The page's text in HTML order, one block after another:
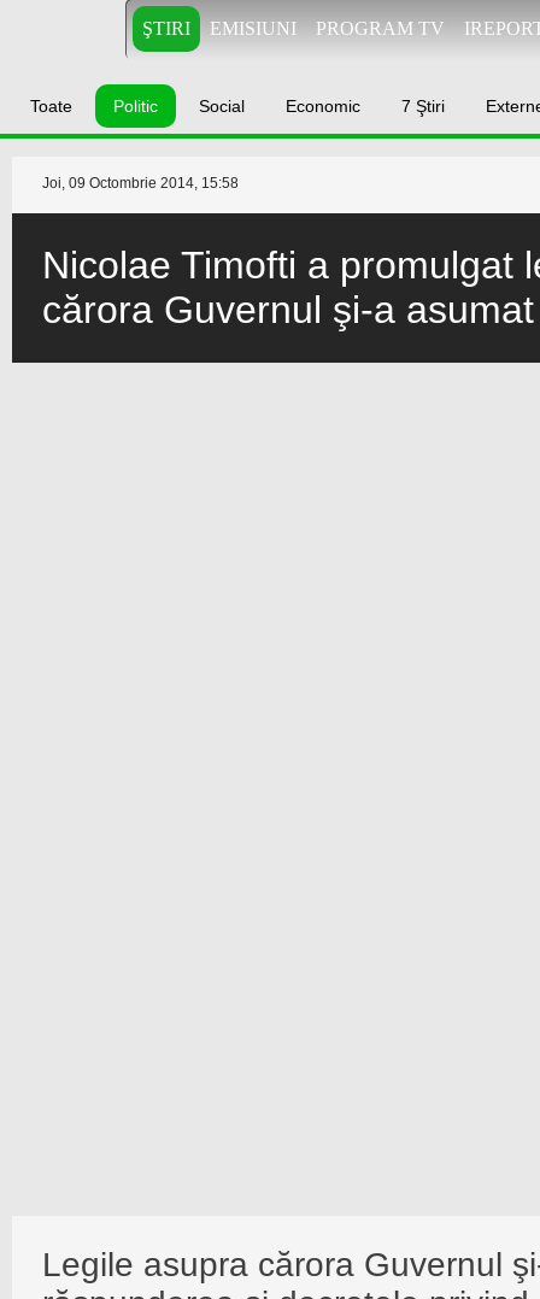
ŞTIRI EMISIUNI PROGRAM TV
Toate Politic Social Economic 7 Ştiri
Joi, 09 Octombrie 2014, 15:58
Nicolae Timofti a promulgat
cărora Guvernul şi-a
Legile asupra cărora Guvernul